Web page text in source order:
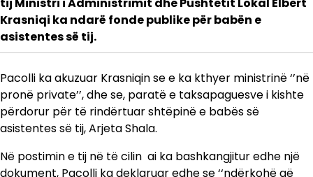
tij Ministri i Administrimit dhe Pushtetit Lokal Elbert
Krasniqi ka ndarë fonde publike për babën e
asistentes së tij.
Pacolli ka akuzuar Krasniqin se e ka kthyer ministrinë ‘’në
pronë private’’, dhe se, paratë e taksapaguesve i kishte
përdorur për të rindërtuar shtëpinë e babës së
asistentes së tij, Arjeta Shala.
Në postimin e tij në të cilin ai ka bashkangjitur edhe një
dokument, Pacolli ka deklaruar edhe se ‘‘ndërkohë që